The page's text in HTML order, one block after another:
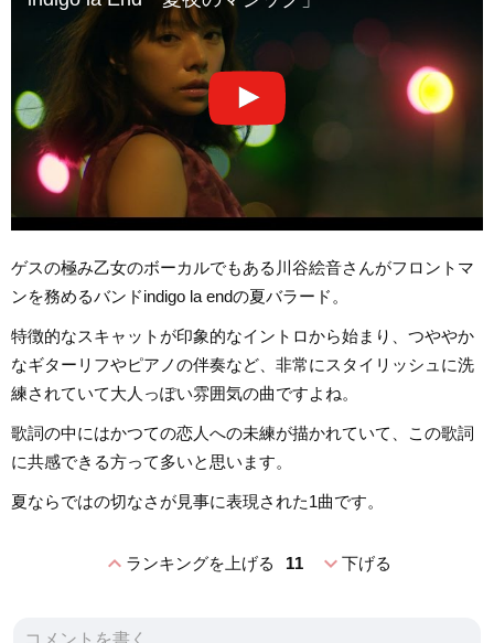
ゲスの極み乙女のボーカルでもある川谷絵音さんがフロントマ
ンを務めるバンドindigo la endの夏バラード。
特徴的なスキャットが印象的なイントロから始まり、つややか
なギターリフやピアノの伴奏など、非常にスタイリッシュに洗
練されていて大人っぽい雰囲気の曲ですよね。
歌詞の中にはかつての恋人への未練が描かれていて、この歌詞
に共感できる方って多いと思います。
夏ならではの切なさが見事に表現された1曲です。
expand_lessランキングを上げる 11 expand_more下げる